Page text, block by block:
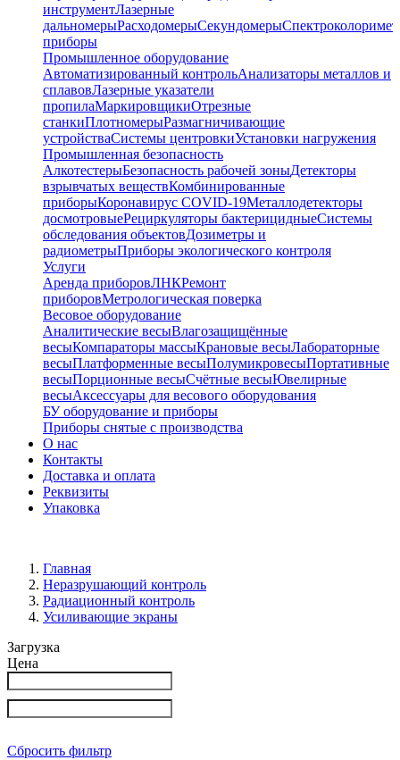
инструментЛазерные
дальномерыРасходомерыСекундомеры
приборы
Промышленное оборудование
Автоматизированный контрольАнализаторы металлов и
сплавовЛазерные указатели
пропилаМаркировщикиОтрезные
станкиПлотномерыРазмагничивающие
устройстваСистемы центровкиУстановки нагружения
Промышленная безопасность
АлкотестерыБезопасность рабочей зоныДетекторы
взрывчатых веществКомбинированные
приборыКоронавирус COVID-19Металлодетекторы
досмотровыеРециркуляторы бактерицидныеСистемы
обследования объектовДозиметры и
радиометрыПриборы экологического контроля
Услуги
Аренда приборовЛНКРемонт
приборовМетрологическая поверка
Весовое оборудование
Аналитические весыВлагозащищённые
весыКомпараторы массыКрановые весыЛабораторные
весыПлатформенные весыПолумикровесыПортативные
весыПорционные весыСчётные весыЮвелирные
весыАксессуары для весового оборудования
БУ оборудование и приборы
Приборы снятые с производства
О нас
Контакты
Доставка и оплата
Реквизиты
Упаковка
Главная
Неразрушающий контроль
Радиационный контроль
Усиливающие экраны
Загрузка
Цена
Сбросить фильтр